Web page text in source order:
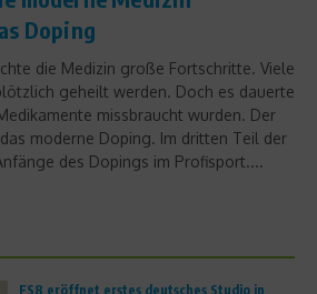
Doping
die Medizin große Fortschritte. Viele
geheilt werden. Doch es dauerte
missbraucht wurden. Der
moderne Doping. Im dritten Teil der
des Dopings im Profisport....
FS8 eröffnet erstes deutsches Studio in